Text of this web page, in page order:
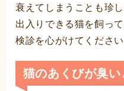
衰えてしまうことも珍
出入りできる猫を飼っ
検診を心がけてください
猫のあくびが臭